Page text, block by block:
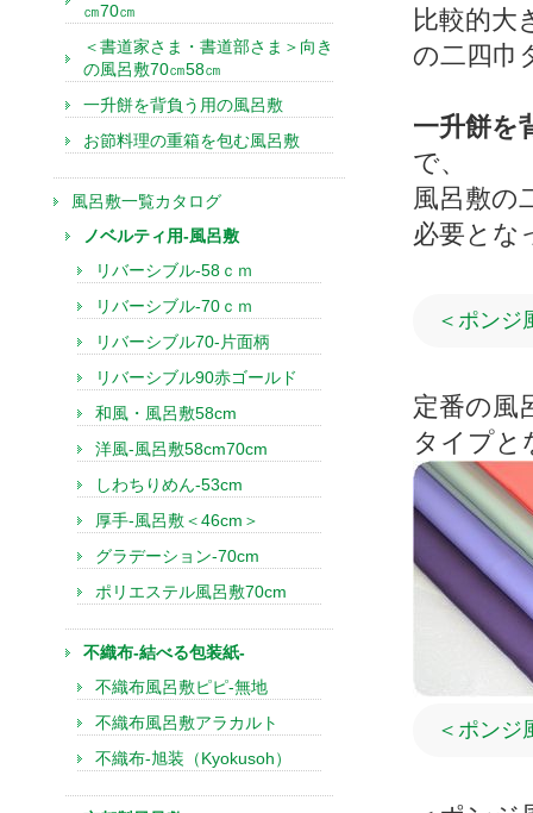
比較的大
の二四巾
一升餅を
で、
風呂敷の
必要とな
＜ポン
定番の風
タイプと
＜ポン
㎝70㎝
＜書道家さま・書道部さま＞向き
の風呂敷70㎝58㎝
一升餅を背負う用の風呂敷
お節料理の重箱を包む風呂敷
風呂敷一覧カタログ
ノベルティ用-風呂敷
リバーシブル-58ｃｍ
リバーシブル-70ｃｍ
リバーシブル70-片面柄
リバーシブル90赤ゴールド
和風・風呂敷58cm
洋風-風呂敷58cm70cm
しわちりめん-53cm
厚手-風呂敷＜46cm＞
グラデーション-70cm
ポリエステル風呂敷70cm
不織布-結べる包装紙-
不織布風呂敷ピピ-無地
不織布風呂敷アラカルト
不織布-旭装（Kyokusoh）